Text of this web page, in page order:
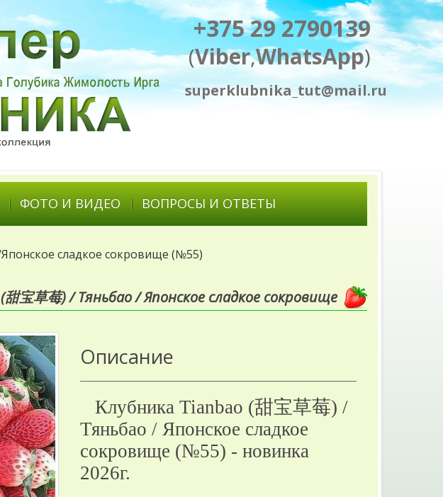
+375 29 2790139
(Viber,WhatsApp)
superklubnika_tut@mail.ru
ФОТО И ВИДЕО ВОПРОСЫ И ОТВЕТЫ
сладкое сокровище (№55)
甜宝草莓) / Тяньбао / Японское сладкое сокровище
Описание
Клубника Tianbao (甜宝草莓) /
Тяньбао / Японское сладкое
сокровище (№55) - новинка
2026г.